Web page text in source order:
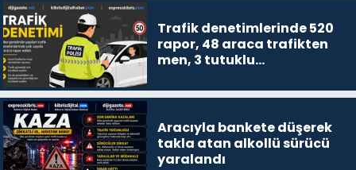
Trafik denetimlerinde 520
rapor, 48 araca trafikten
men, 3 tutuklu…
Aracıyla bankete düşerek
takla atan alkollü sürücü
yaralandı